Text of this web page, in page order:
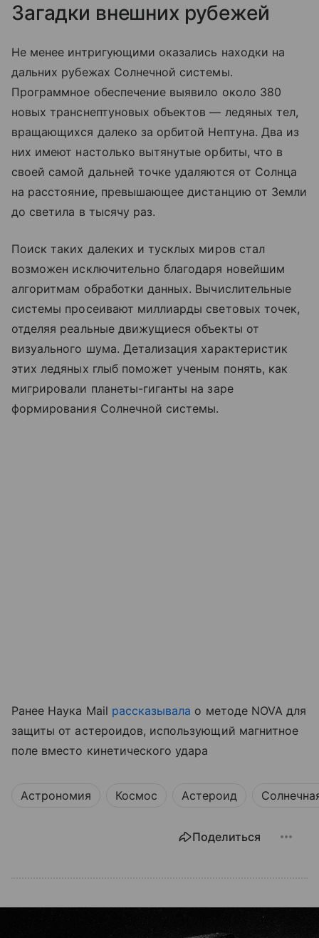
Загадки внешних рубежей
Не менее интригующими оказались находки на
дальних рубежах Солнечной системы.
Программное обеспечение выявило около 380
новых транснептуновых объектов — ледяных тел,
вращающихся далеко за орбитой Нептуна. Два из
них имеют настолько вытянутые орбиты, что в
своей самой дальней точке удаляются от Солнца
на расстояние, превышающее дистанцию от Земли
до светила в тысячу раз.
Поиск таких далеких и тусклых миров стал
возможен исключительно благодаря новейшим
алгоритмам обработки данных. Вычислительные
системы просеивают миллиарды световых точек,
отделяя реальные движущиеся объекты от
визуального шума. Детализация характеристик
этих ледяных глыб поможет ученым понять, как
мигрировали планеты-гиганты на заре
формирования Солнечной системы.
Ранее Наука Mail рассказывала о методе NOVA для
защиты от астероидов, использующий магнитное
поле вместо кинетического удара
Астрономия Космос Астероид
Поделиться